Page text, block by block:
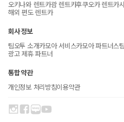
오키나와 렌트카괌 렌트카후쿠오카 렌트카
해외 편도 렌트카
회사 정보
팀오투 소개카모아 서비스카모아 파트너스
광고 제휴 파트너
통합 약관
개인정보 처리방침이용약관